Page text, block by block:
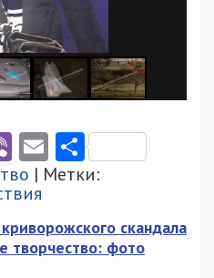
ViberEmail
| Метки:
скандала
творчество: фото